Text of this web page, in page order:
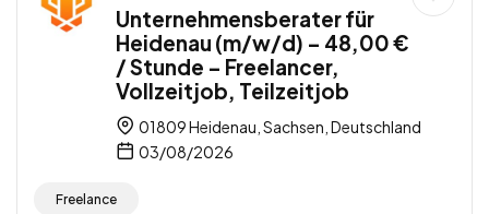
Unternehmensberater für
Heidenau (m/w/d) – 48,00 €
/ Stunde – Freelancer,
Vollzeitjob, Teilzeitjob
01809 Heidenau, Sachsen, Deutschland
03/08/2026
Freelance